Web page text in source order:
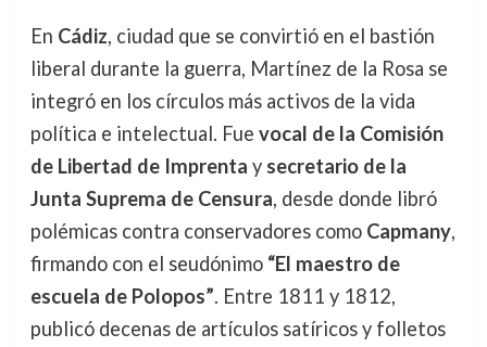
En Cádiz, ciudad que se convirtió en el bastión
liberal durante la guerra, Martínez de la Rosa se
integró en los círculos más activos de la vida
política e intelectual. Fue vocal de la Comisión
de Libertad de Imprenta y secretario de la
Junta Suprema de Censura, desde donde libró
polémicas contra conservadores como Capmany,
firmando con el seudónimo “El maestro de
escuela de Polopos”. Entre 1811 y 1812,
publicó decenas de artículos satíricos y folletos